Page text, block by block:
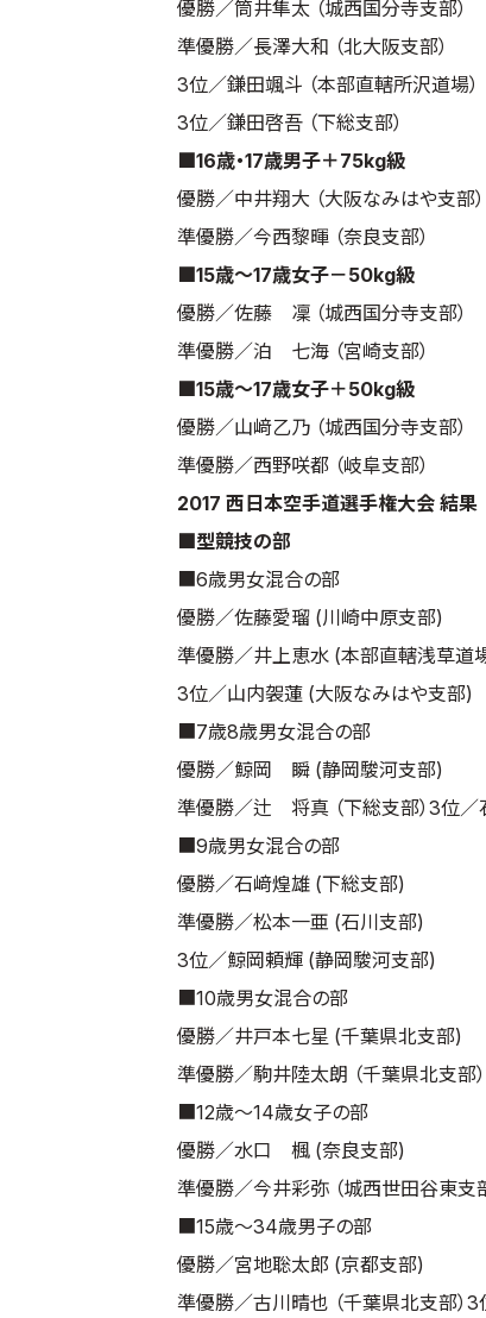
優勝／筒井隼太 （城西国分寺支部）
準優勝／長澤大和 （北大阪支部）
3位／鎌田颯斗 （本部直轄所沢道場）
3位／鎌田啓吾 （下総支部）
■16歳・17歳男子＋75kg級
優勝／中井翔大 （大阪なみはや支部）
準優勝／今西黎暉 （奈良支部）
■15歳～17歳女子－50kg級
優勝／佐藤 凜 （城西国分寺支部）
準優勝／泊 七海 （宮崎支部）
■15歳～17歳女子＋50kg級
優勝／山﨑乙乃 （城西国分寺支部）
準優勝／西野咲都 （岐阜支部）
2017 西日本空手道選手権大会 結果
■型競技の部
■6歳男女混合の部
優勝／佐藤愛瑠 (川崎中原支部)
準優勝／井上恵水 (本部直轄浅草道
3位／山内袈蓮 (大阪なみはや支部)
■7歳8歳男女混合の部
優勝／鯨岡 瞬 (静岡駿河支部)
準優勝／辻 将真 （下総支部） 3位／
■9歳男女混合の部
優勝／石﨑煌雄 (下総支部)
準優勝／松本一亜 (石川支部)
3位／鯨岡頼輝 (静岡駿河支部)
■10歳男女混合の部
優勝／井戸本七星 (千葉県北支部)
準優勝／駒井陸太朗 （千葉県北支部）
■12歳～14歳女子の部
優勝／水口 楓 (奈良支部)
準優勝／今井彩弥 （城西世田谷東支
■15歳～34歳男子の部
優勝／宮地聡太郎 (京都支部)
準優勝／古川晴也 （千葉県北支部） 3